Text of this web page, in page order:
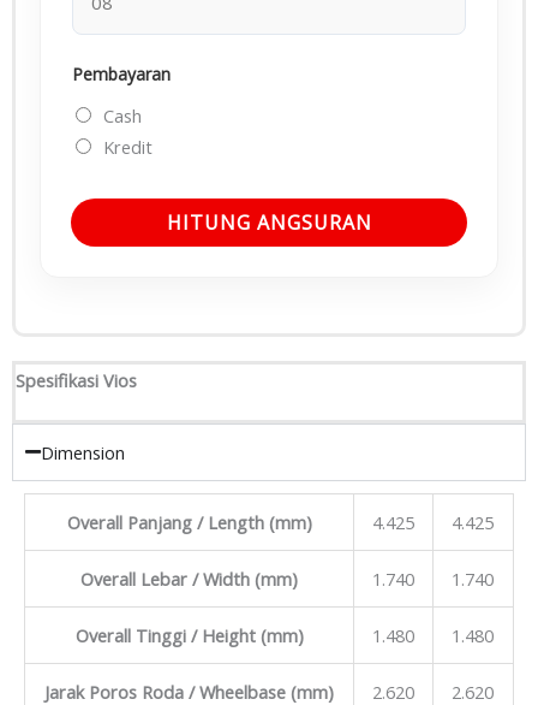
Pembayaran
Cash
Kredit
HITUNG ANGSURAN
Spesifikasi Vios
Dimension
Overall Panjang / Length (mm) 4.425 4.425
Overall Lebar / Width (mm) 1.740 1.740
Overall Tinggi / Height (mm) 1.480 1.480
Jarak Poros Roda / Wheelbase (mm) 2.620 2.620